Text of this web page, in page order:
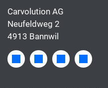
Carvolution AG
Neufeldweg 2
4913 Bannwil